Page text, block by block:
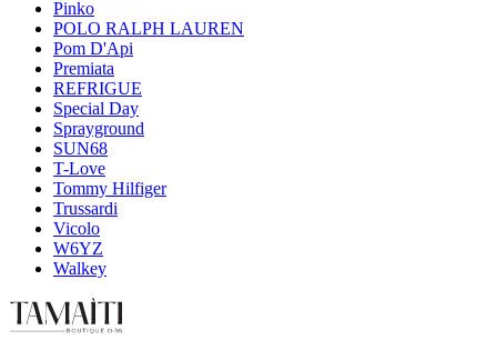
Pinko
POLO RALPH LAUREN
Pom D'Api
Premiata
REFRIGUE
Special Day
Sprayground
SUN68
T-Love
Tommy Hilfiger
Trussardi
Vicolo
W6YZ
Walkey